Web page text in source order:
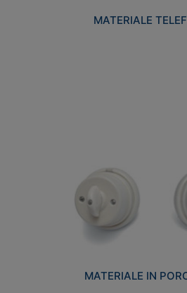
MATERIALE
MATERIALE IN